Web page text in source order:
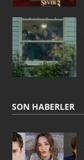
SON HABERLER